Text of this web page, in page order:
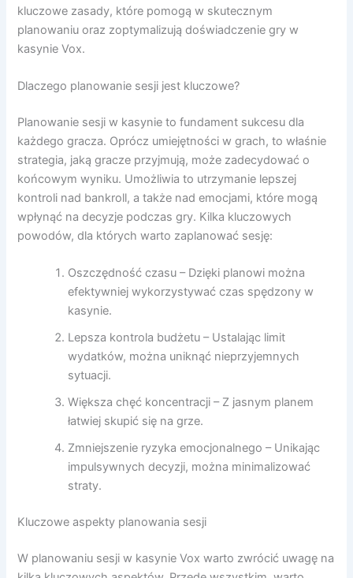
kluczowe zasady, które pomogą w skutecznym
planowaniu oraz zoptymalizują doświadczenie gry w
kasynie Vox.
Dlaczego planowanie sesji jest kluczowe?
Planowanie sesji w kasynie to fundament sukcesu dla
każdego gracza. Oprócz umiejętności w grach, to właśnie
strategia, jaką gracze przyjmują, może zadecydować o
końcowym wyniku. Umożliwia to utrzymanie lepszej
kontroli nad bankroll, a także nad emocjami, które mogą
wpłynąć na decyzje podczas gry. Kilka kluczowych
powodów, dla których warto zaplanować sesję:
Oszczędność czasu – Dzięki planowi można
efektywniej wykorzystywać czas spędzony w
kasynie.
Lepsza kontrola budżetu – Ustalając limit
wydatków, można uniknąć nieprzyjemnych
sytuacji.
Większa chęć koncentracji – Z jasnym planem
łatwiej skupić się na grze.
Zmniejszenie ryzyka emocjonalnego – Unikając
impulsywnych decyzji, można minimalizować
straty.
Kluczowe aspekty planowania sesji
W planowaniu sesji w kasynie Vox warto zwrócić uwagę na